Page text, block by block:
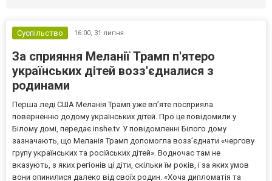
Суспільство 16:00, 31 липня
За сприяння Меланії Трамп п'ятеро
українських дітей возз'єдналися з
родинами
Перша леді США Меланія Трамп уже впʼяте посприяла
поверненню додому українських дітей. Про це повідомили у
Білому домі, передає inshe.tv. У повідомленні Білого дому
зазначають, що Меланія Трамп допомогла возз’єднати «чергову
групу українських та російських дітей». Водночас там не
вказують, з яких регіонів ці діти, скільки їм років, і за яких умов
вони опинилися далеко від своїх родин. «Хоча дипломатія та